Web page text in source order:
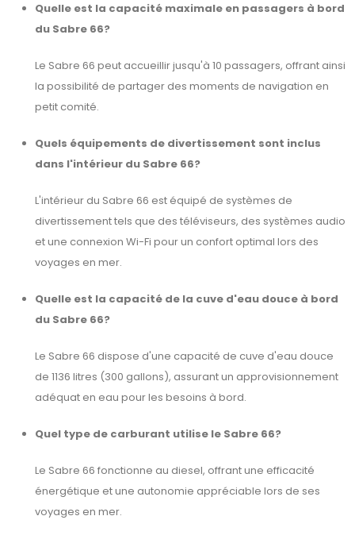
Quelle est la capacité maximale en passagers à bord
du Sabre 66?
Le Sabre 66 peut accueillir jusqu'à 10 passagers, offrant ainsi
la possibilité de partager des moments de navigation en
petit comité.
Quels équipements de divertissement sont inclus
dans l'intérieur du Sabre 66?
L'intérieur du Sabre 66 est équipé de systèmes de
divertissement tels que des téléviseurs, des systèmes audio
et une connexion Wi-Fi pour un confort optimal lors des
voyages en mer.
Quelle est la capacité de la cuve d'eau douce à bord
du Sabre 66?
Le Sabre 66 dispose d'une capacité de cuve d'eau douce
de 1136 litres (300 gallons), assurant un approvisionnement
adéquat en eau pour les besoins à bord.
Quel type de carburant utilise le Sabre 66?
Le Sabre 66 fonctionne au diesel, offrant une efficacité
énergétique et une autonomie appréciable lors de ses
voyages en mer.